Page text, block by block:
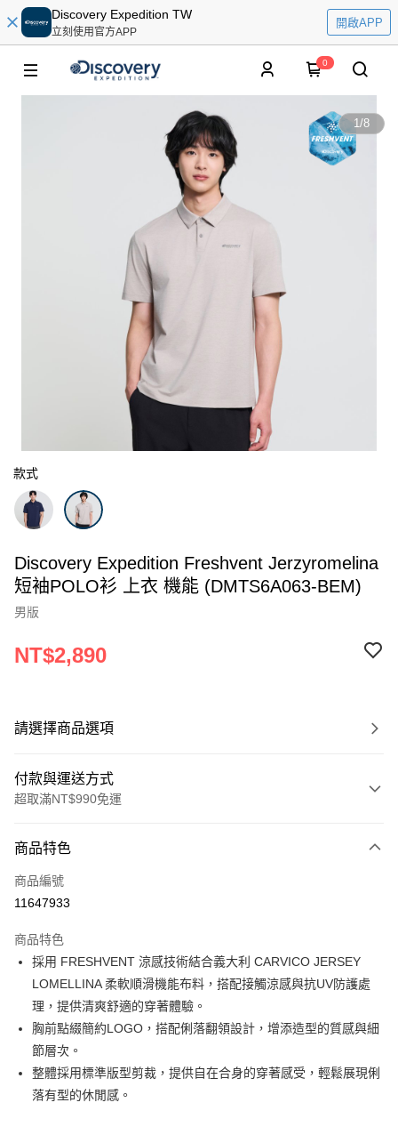
Discovery Expedition TW
立刻使用官方APP
開啟APP
0
1/8
款式
Discovery Expedition Freshvent Jerzyromelina
短袖POLO衫 上衣 機能 (DMTS6A063-BEM)
男版
NT$2,890
請選擇商品選項
付款與運送方式
超取滿NT$990免運
信用卡一次付款
超商取貨付款
Apple Pay
運送方式
全家取貨付款<未取貨列黑名單/不支援離島取退>
每筆NT$60，滿NT$990(含以上)免運費
全家取貨<未取貨列黑名單/不支援離島取退>
商品特色
商品編號
11647933
商品特色
採用 FRESHVENT 涼感技術結合義大利 CARVICO JERSEY
LOMELLINA 柔軟順滑機能布料，搭配接觸涼感與抗UV防護處
理，提供清爽舒適的穿著體驗。
胸前點綴簡約LOGO，搭配俐落翻領設計，增添造型的質感與細
節層次。
整體採用標準版型剪裁，提供自在合身的穿著感受，輕鬆展現俐
落有型的休閒感。